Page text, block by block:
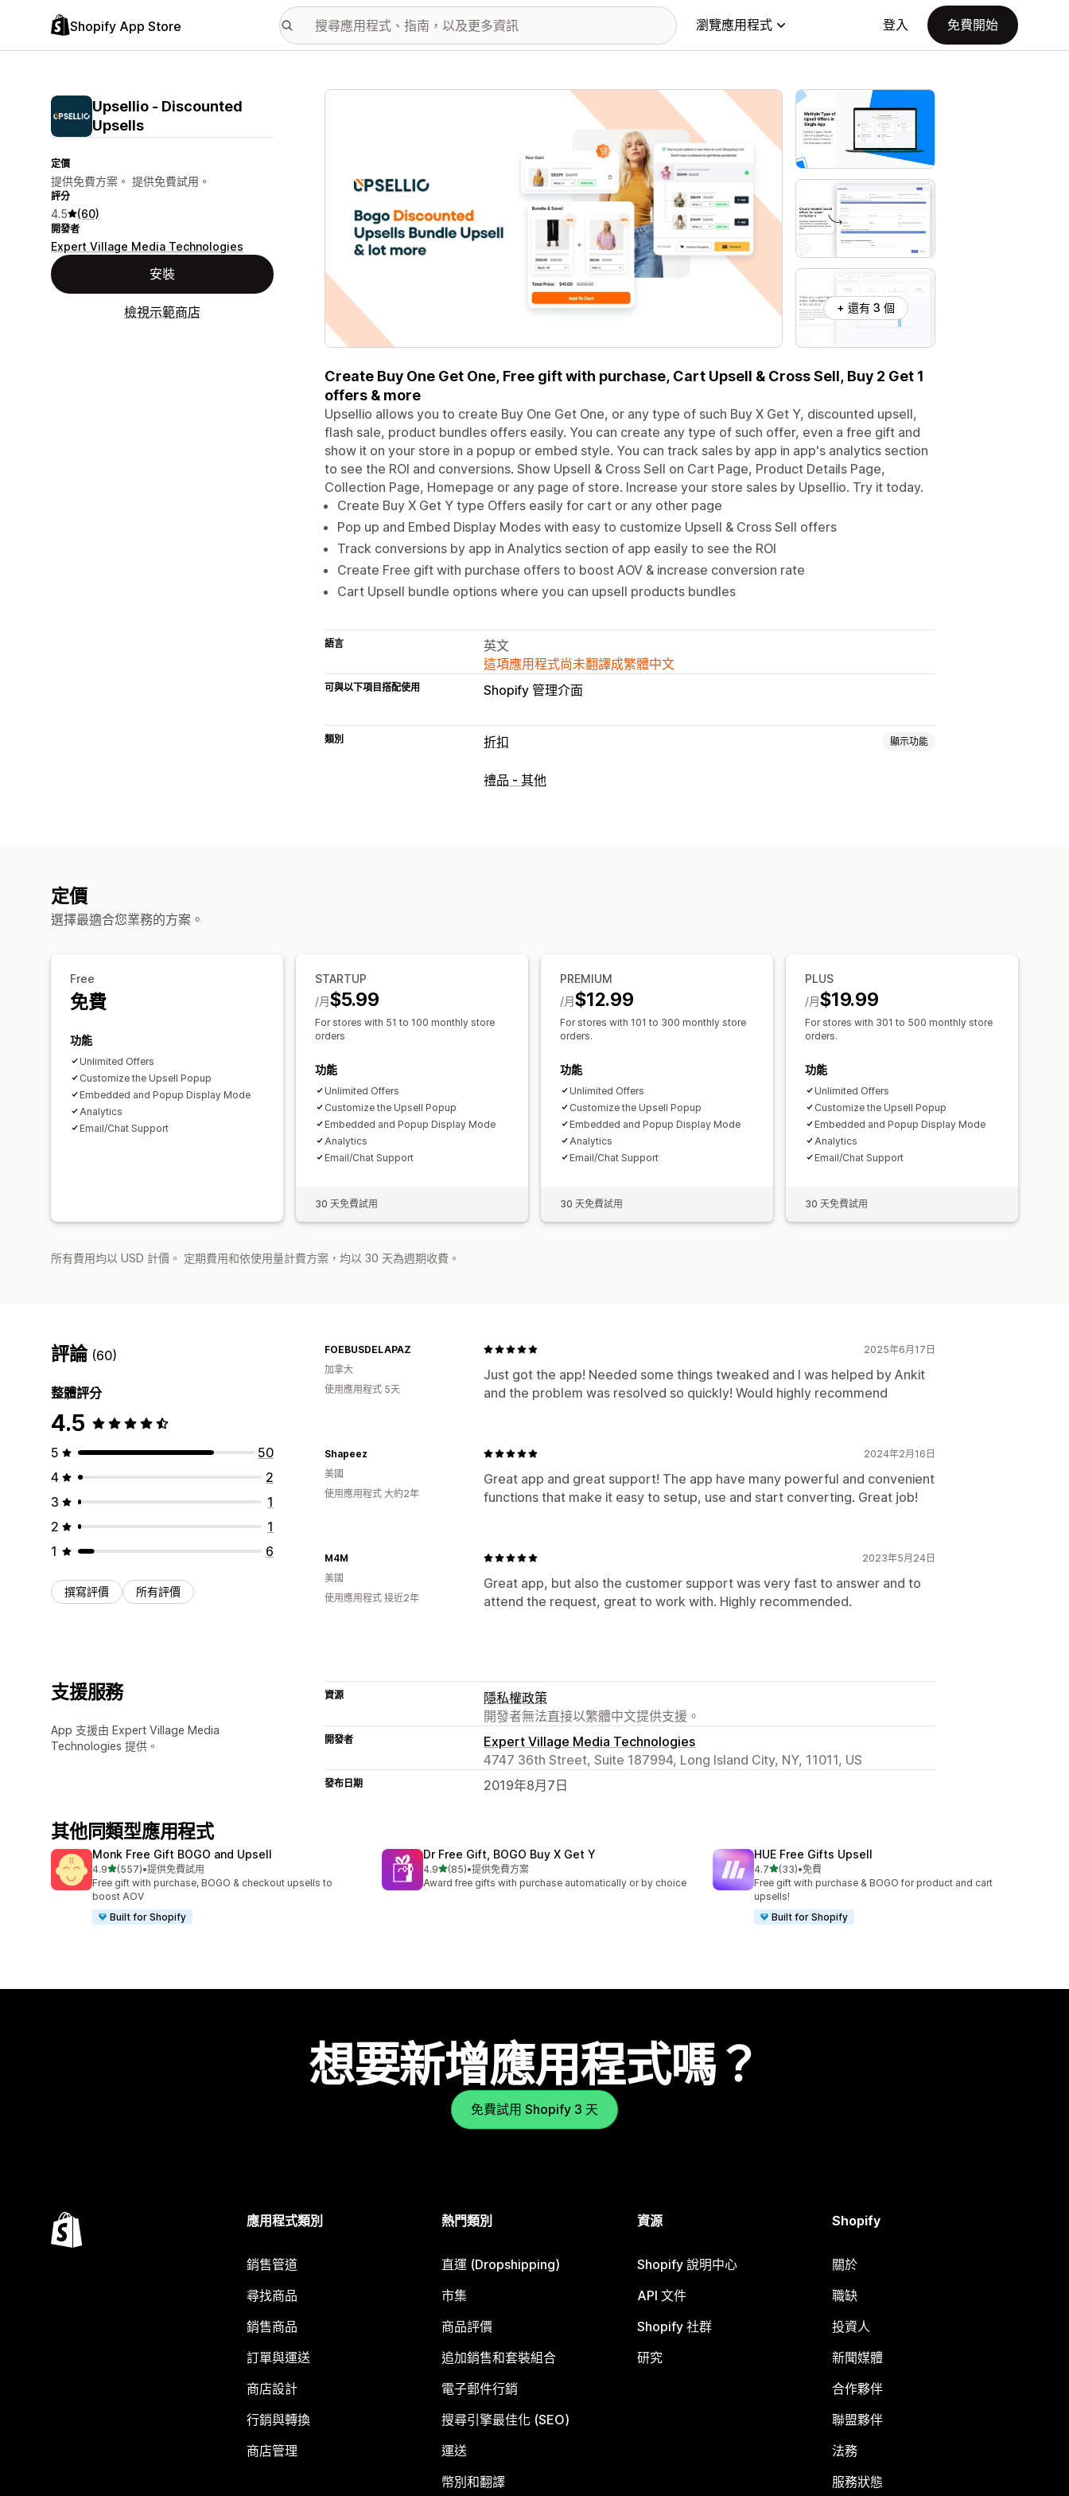
Shopify App Store 瀏覽應用程式 登入 免費開始
Upsellio ‑ Discounted
Upsells
定價
提供免費方案。 提供免費試用。
評分
4.5 (60)
開發者
Expert Village Media Technologies
安裝
檢視示範商店
主要圖片圖庫
+ 還有 3 個
Create Buy One Get One, Free gift with purchase, Cart Upsell & Cross Sell, Buy 2 Get 1
offers & more
Upsellio allows you to create Buy One Get One, or any type of such Buy X Get Y, discounted upsell,
flash sale, product bundles offers easily. You can create any type of such offer, even a free gift and
show it on your store in a popup or embed style. You can track sales by app in app's analytics section
to see the ROI and conversions. Show Upsell & Cross Sell on Cart Page, Product Details Page,
Collection Page, Homepage or any page of store. Increase your store sales by Upsellio. Try it today.
Create Buy X Get Y type Offers easily for cart or any other page
Pop up and Embed Display Modes with easy to customize Upsell & Cross Sell offers
Track conversions by app in Analytics section of app easily to see the ROI
Create Free gift with purchase offers to boost AOV & increase conversion rate
Cart Upsell bundle options where you can upsell products bundles
語言
英文
這項應用程式尚未翻譯成繁體中文
可與以下項目搭配使用 Shopify 管理介面
類別 折扣 顯示功能
折扣類型
禮品 - 其他
定價
選擇最適合您業務的方案。
Free
免費
功能
Unlimited Offers
Customize the Upsell Popup
Embedded and Popup Display Mode
Analytics
Email/Chat Support
STARTUP
$5.99
/月
For stores with 51 to 100 monthly store
orders
功能
Unlimited Offers
Customize the Upsell Popup
Embedded and Popup Display Mode
Analytics
Email/Chat Support
30 天免費試用
PREMIUM
$12.99
/月
For stores with 101 to 300 monthly store
orders.
功能
Unlimited Offers
Customize the Upsell Popup
Embedded and Popup Display Mode
Analytics
Email/Chat Support
30 天免費試用
PLUS
$19.99
/月
For stores with 301 to 500 monthly store
orders.
功能
Unlimited Offers
Customize the Upsell Popup
Embedded and Popup Display Mode
Analytics
Email/Chat Support
30 天免費試用
所有費用均以 USD 計價。 定期費用和依使用量計費方案，均以 30 天為週期收費。
評論 (60)
整體評分
4.5
5
50
4
2
3
1
2
1
1
6
撰寫評價 所有評價
2025年6月17日
Just got the app! Needed some things tweaked and I was helped by Ankit
and the problem was resolved so quickly! Would highly recommend
FOEBUSDELAPAZ
加拿大
使用應用程式 5天
2024年2月16日
Great app and great support! The app have many powerful and convenient
functions that make it easy to setup, use and start converting. Great job!
Shapeez
美國
使用應用程式 大約2年
2023年5月24日
Great app, but also the customer support was very fast to answer and to
attend the request, great to work with. Highly recommended.
M4M
美國
使用應用程式 接近2年
支援服務
App 支援由 Expert Village Media
Technologies 提供。
資源
隱私權政策
開發者無法直接以繁體中文提供支援。
開發者
Expert Village Media Technologies
4747 36th Street, Suite 187994, Long Island City, NY, 11011, US
發布日期 2019年8月7日
其他同類型應用程式
Monk Free Gift BOGO and Upsell
4.9滿分 5 顆星
(557)
共有 557 則評價
•提供免費試用
Free gift with purchase, BOGO & checkout upsells to
boost AOV
Built for Shopify
Dr Free Gift, BOGO Buy X Get Y
4.9滿分 5 顆星
(85)
共有 85 則評價
•提供免費方案
Award free gifts with purchase automatically or by choice
HUE Free Gifts Upsell
4.7滿分 5 顆星
(33)
共有 33 則評價
•免費
Free gift with purchase & BOGO for product and cart
upsells!
Built for Shopify
想要新增應用程式嗎？
免費試用 Shopify 3 天
應用程式類別
銷售管道
尋找商品
銷售商品
訂單與運送
商店設計
行銷與轉換
商店管理
熱門類別
直運 (Dropshipping)
市集
商品評價
追加銷售和套裝組合
電子郵件行銷
搜尋引擎最佳化 (SEO)
運送
幣別和翻譯
資源
Shopify 說明中心
API 文件
Shopify 社群
研究
Shopify
關於
職缺
投資人
新聞媒體
合作夥伴
聯盟夥伴
法務
服務狀態